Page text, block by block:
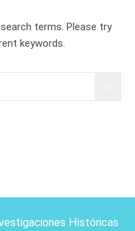
terms. Please try
keywords.
Históricas